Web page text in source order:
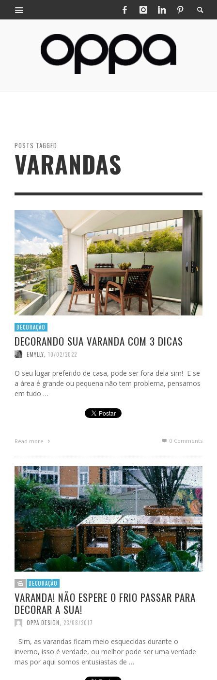
POSTS TAGGED
VARANDAS
DECORAÇÃO
DECORANDO SUA VARANDA COM 3 DICAS
EMYLLY 10/02/2022
O seu lugar preferido de casa, pode ser fora dela sim! E se
a área é grande ou pequena não tem problema, pensamos
em tudo …
Read more 0 Comments
DECORAÇÃO
VARANDA! NÃO ESPERE O FRIO PASSAR PARA
DECORAR A SUA!
OPPA DESIGN 23/08/2017
Sim, as varandas ficam meio esquecidas durante o
inverno, isso é verdade, ou melhor pode ser uma verdade
mas por aqui somos entusiastas de …